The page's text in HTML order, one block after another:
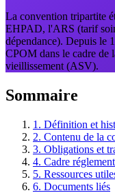
La convention tripartite
EHPAD, l'ARS (tarif
dépendance). Depuis le
CPOM dans le cadre de
vieillissement (ASV).
Sommaire
1. Définition et
2. Contenu de la
3. Obligations et
4. Cadre
5. Ressources
6. Documents liés